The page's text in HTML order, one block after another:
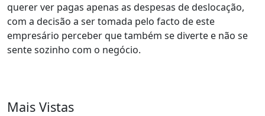
querer ver pagas apenas as despesas de deslocação,
com a decisão a ser tomada pelo facto de este
empresário perceber que também se diverte e não se
sente sozinho com o negócio.
Mais Vistas